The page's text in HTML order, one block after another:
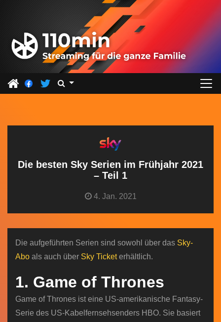
Die besten Sky Serien im Frühjahr 2021
– Teil 1
4. Jan. 2021
Die aufgeführten Serien sind sowohl über das Sky-
Abo als auch über Sky Ticketerhältlich.
1. Game of Thrones
Game of Thrones ist eine US-amerikanische Fantasy-
Serie des US-Kabelfernsehsenders HBO. Sie basiert